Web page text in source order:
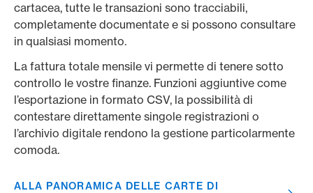
cartacea, tutte le transazioni sono tracciabili,
completamente documentate e si possono consultare
in qualsiasi momento.
La fattura totale mensile vi permette di tenere sotto
controllo le vostre finanze. Funzioni aggiuntive come
l’esportazione in formato CSV, la possibilità di
contestare direttamente singole registrazioni o
l’archivio digitale rendono la gestione particolarmente
comoda.
ALLA PANORAMICA DELLE CARTE DI